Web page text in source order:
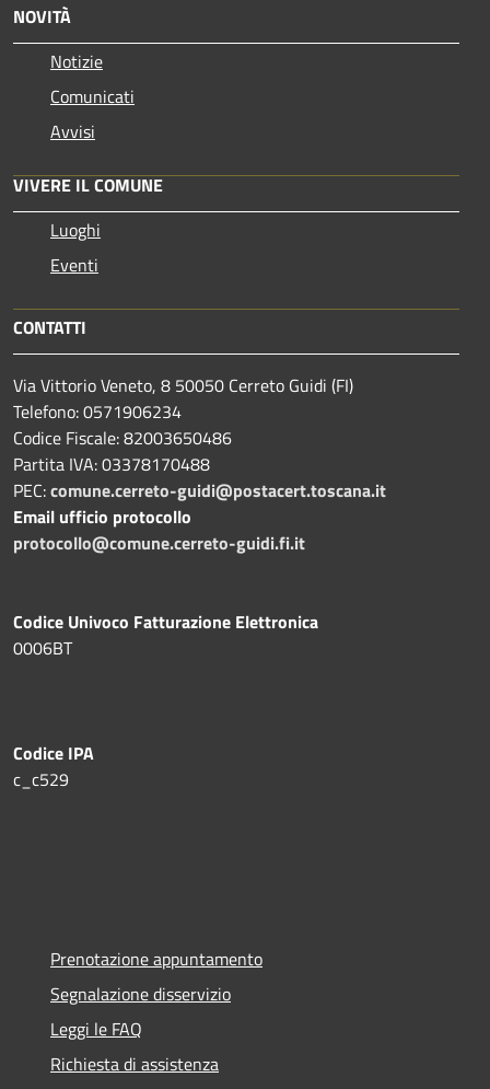
NOVITÀ
Notizie
Comunicati
Avvisi
VIVERE IL COMUNE
Luoghi
Eventi
CONTATTI
Via Vittorio Veneto, 8 50050 Cerreto Guidi (FI)
Telefono: 0571906234
Codice Fiscale: 82003650486
Partita IVA: 03378170488
PEC:comune.cerreto-guidi@postacert.toscana.it
Email ufficio protocollo
protocollo@comune.cerreto-guidi.fi.it
Codice Univoco Fatturazione Elettronica
0006BT
Codice IPA
c_c529
Prenotazione appuntamento
Segnalazione disservizio
Leggi le FAQ
Richiesta di assistenza